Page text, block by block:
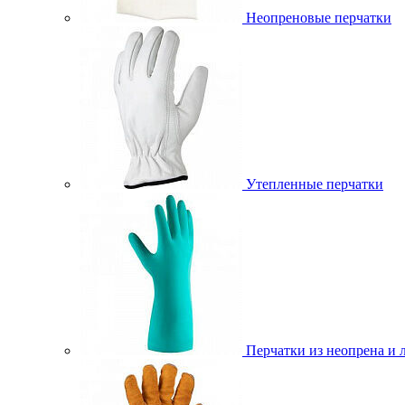
Неопреновые перчатки
Утепленные перчатки
Перчатки из неопрена и